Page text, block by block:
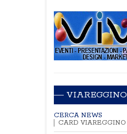
VIAREGGINO
CERCA NEWS
CARD VIAREGGINO